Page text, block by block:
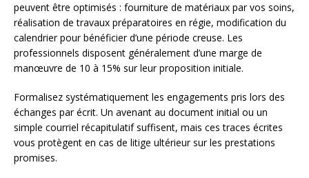
peuvent être optimisés : fourniture de matériaux par vos soins,
réalisation de travaux préparatoires en régie, modification du
calendrier pour bénéficier d’une période creuse. Les
professionnels disposent généralement d’une marge de
manœuvre de 10 à 15% sur leur proposition initiale.
Formalisez systématiquement les engagements pris lors des
échanges par écrit. Un avenant au document initial ou un
simple courriel récapitulatif suffisent, mais ces traces écrites
vous protègent en cas de litige ultérieur sur les prestations
promises.